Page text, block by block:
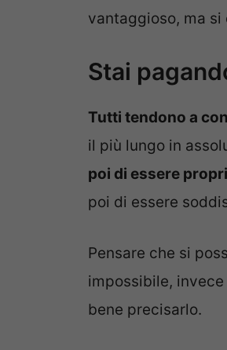
vantaggioso, ma
Stai
Tutti tendono a
il più lungo in
poi di essere
poi di essere
Pensare che si
impossibile, invece
bene precisarlo.